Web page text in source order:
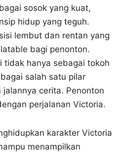
sosok yang kuat,
hidup yang teguh.
lembut dan rentan yang
bagi penonton.
tidak hanya sebagai tokoh
salah satu pilar
cerita. Penonton
perjalanan Victoria.
karakter Victoria
menampilkan